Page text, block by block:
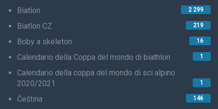
Biatlon 2 299
Biatlon CZ 219
Boby a skeleton 16
Calendario della Coppa del mondo di biathlon 1
Calendario della coppa del mondo di sci alpino
2020/2021
1
Čeština 146